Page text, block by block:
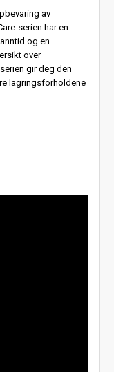
av
serien har en
og en
over
gir deg den
lagringsforholdene